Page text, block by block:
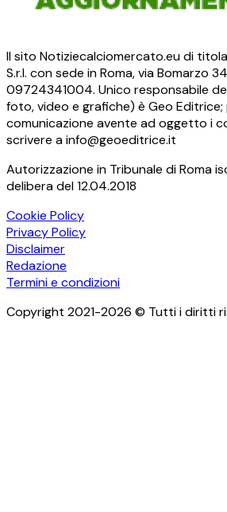
Il sito Notiziecalciomercato.eu di
S.r.l. con sede in Roma, via Bomarzo
09724341004. Unico responsabile
foto, video e grafiche) è Geo Editrice;
comunicazione avente ad oggetto i
scrivere a info@geoeditrice.it
Autorizzazione in Tribunale di Roma
delibera del 12.04.2018
Cookie Policy
Privacy Policy
Disclaimer
Redazione
Termini e condizioni
Copyright 2021-2026 © Tutti i diritti